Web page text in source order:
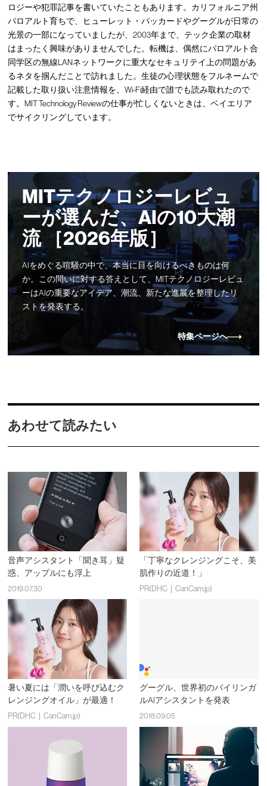
ロジーや犯罪記事を書いていたこともあります。カリフォルニア州
パロアルト育ちで、ヒューレット・パッカードやグーグルが日常の
光景の一部になっていましたが、2003年まで、テック企業の取材
はまったく興味がありませんでした。転機は、偶然にパロアルト合
同学区の無線LANネットワークに重大なセキュリテイ上の問題があ
るネタを掴んだことで訪れました。生徒の心理状態をフルネームで
記載した取り扱い注意情報を、Wi-Fi経由で誰でも読み取れたので
す。MIT Technology Reviewの仕事が忙しくないときは、ベイエリア
でサイクリングしています。
MITテクノロジーレビュ
ーが選んだ、AIの10大潮
流 ［2026年版］
AIをめぐる喧騒の中で、本当に目を向けるべきものは何
か。この問いに対する答えとして、MITテクノロジーレビュ
ーはAIの重要なアイデア、潮流、新たな進展を整理したリ
ストを発表する。
特集ページへ
あわせて読みたい
音声アシスタント「聞き耳」疑
惑、アップルにも浮上
2019.07.30
「丁寧なクレンジングこそ、美
肌作りの近道！」
PR(DHC｜CanCam.jp)
暑い夏には「潤いを呼び込むク
レンジングオイル」が最適！
PR(DHC｜CanCam.jp)
グーグル、世界初のバイリンガ
ルAIアシスタントを発表
2018.09.05